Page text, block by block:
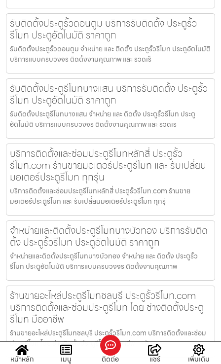
รับติดตั้งประตูรั้วดอนตูม บริการรับติดตั้ง ประตูรั้ว
รีโมท ประตูอัตโนมัติ ราคาถูก
รับติดตั้งประตูรั้วดอนตูม จำหน่าย และ ติดตั้ง ประตูรั้วรีโมท ประตูอัตโนมัติ
บริการแบบครบวงจร ติดตั้งงานคุณภาพ และ รวดเร็
รับติดตั้งประตูรีโมทบางแสน บริการรับติดตั้ง ประตูรั้ว
รีโมท ประตูอัตโนมัติ ราคาถูก
รับติดตั้งประตูรีโมทบางแสน จำหน่าย และ ติดตั้ง ประตูรั้วรีโมท ประตู
อัตโนมัติ บริการแบบครบวงจร ติดตั้งงานคุณภาพ และ รวดเร
บริการติดตั้งและซ่อมประตูรีโมทหลักสี่ ประตูรั้ว
รีโมท.com ร้านขายมอเตอร์ประตูรีโมท และ รับเปลี่ยน
มอเตอร์ประตูรีโมท ทุกรุ่น
บริการติดตั้งและซ่อมประตูรีโมทหลักสี่ ประตูรั้วรีโมท.com ร้านขาย
มอเตอร์ประตูรีโมท และ รับเปลี่ยนมอเตอร์ประตูรีโมท ทุกรุ่
จำหน่ายและติดตั้งประตูรีโมทบางบัวทอง บริการรับติด
ตั้ง ประตูรั้วรีโมท ประตูอัตโนมัติ ราคาถูก
จำหน่ายและติดตั้งประตูรีโมทบางบัวทอง จำหน่าย และ ติดตั้ง ประตูรั้ว
รีโมท ประตูอัตโนมัติ บริการแบบครบวงจร ติดตั้งงานคุณภาพ
ร้านขายอะไหล่ประตูรีโมทชลบุรี ประตูรั้วรีโมท.com
บริการติดตั้งและซ่อมประตูรีโมท โดย ช่างติดตั้งประตู
รีโมท มืออาชีพ
ร้านขายอะไหล่ประตูรีโมทชลบุรี ประตูรั้วรีโมท.com บริการติดตั้งและซ่อม
ประตูรีโมท โดย ช่างติดตั้งประตูรีโมท มืออาชีพ — รับ
หน้าหลัก
เมนู ติดต่อ แชร์ เพิ่มเติม